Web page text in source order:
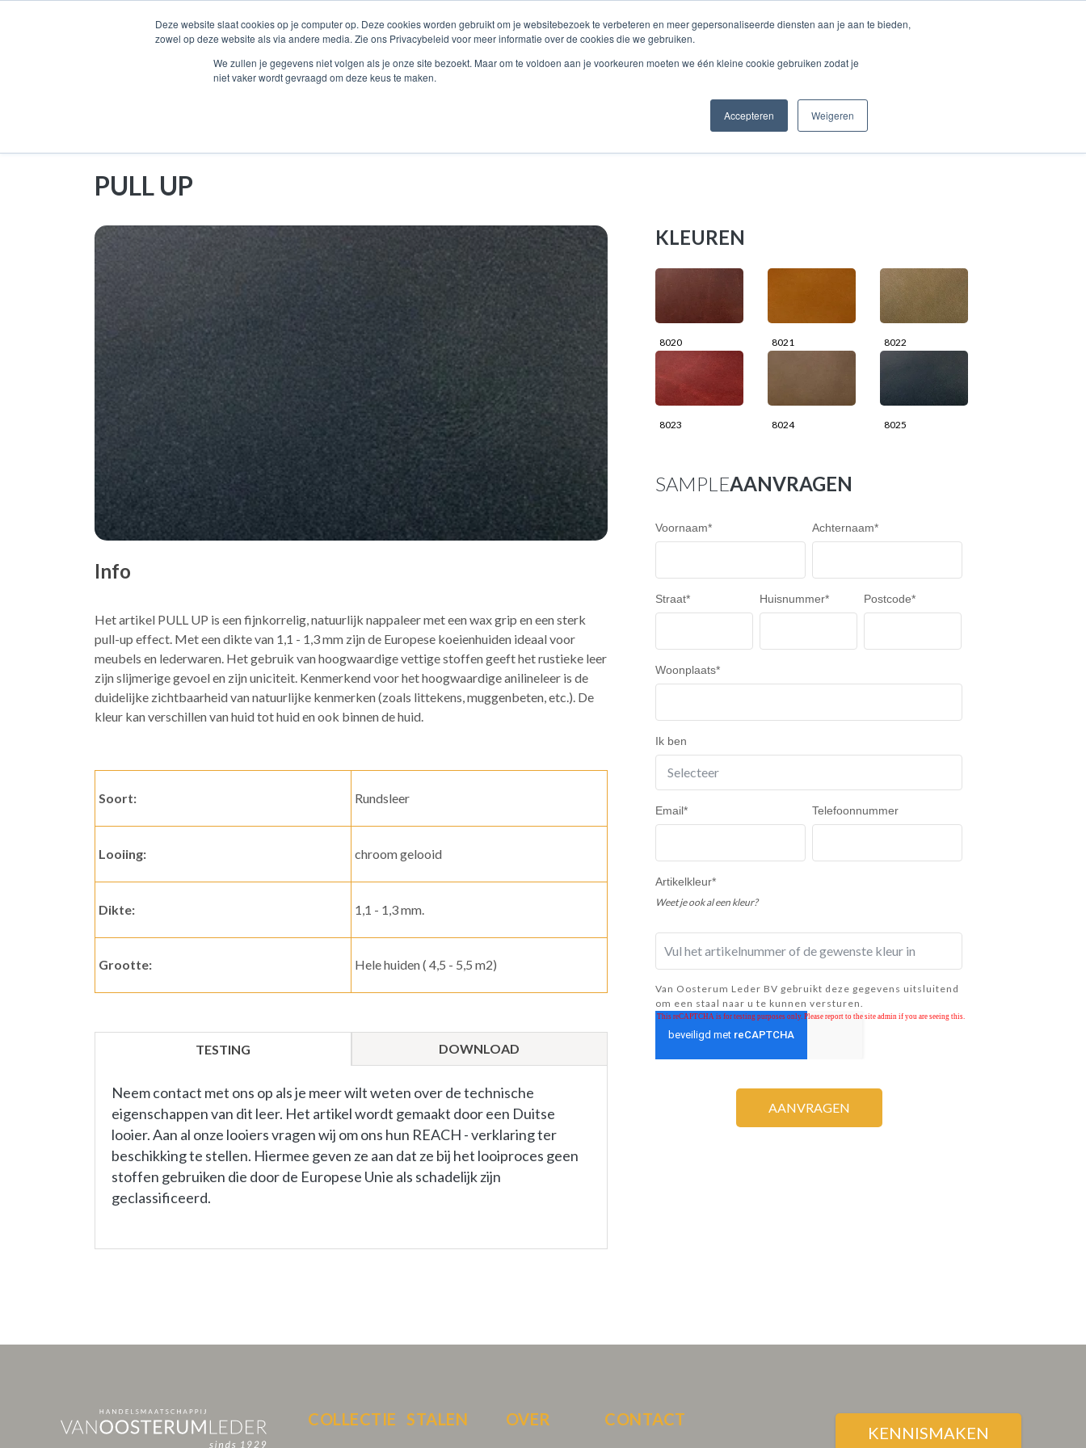
Deze website slaat cookies op je computer op. Deze cookies worden gebruikt om je websitebezoek te verbeteren en meer gepersonaliseerde diensten aan je aan te bieden,
zowel op deze website als via andere media. Zie ons Privacybeleid voor meer informatie over de cookies die we gebruiken.
We zullen je gegevens niet volgen als je onze site bezoekt. Maar om te voldoen aan je voorkeuren moeten we één kleine cookie gebruiken zodat je
niet vaker wordt gevraagd om deze keus te maken.
Accepteren Weigeren
ORTHOPEDIE CATALOGUS OVER... STALEN CONTACT WEBSHOP
PULL UP
Info
Het artikel PULL UP is een fijnkorrelig, natuurlijk nappaleer met een wax grip en een sterk
pull-up effect. Met een dikte van 1,1 - 1,3 mm zijn de Europese koeienhuiden ideaal voor
meubels en lederwaren. Het gebruik van hoogwaardige vettige stoffen geeft het rustieke leer
zijn slijmerige gevoel en zijn uniciteit. Kenmerkend voor het hoogwaardige anilineleer is de
duidelijke zichtbaarheid van natuurlijke kenmerken (zoals littekens, muggenbeten, etc.). De
kleur kan verschillen van huid tot huid en ook binnen de huid.
Soort: Rundsleer
Looiing: chroom gelooid
Dikte: 1,1 - 1,3 mm.
Grootte: Hele huiden ( 4,5 - 5,5 m2)
TESTING DOWNLOAD
Neem contact met ons op als je meer wilt weten over de technische
eigenschappen van dit leer. Het artikel wordt gemaakt door een Duitse
looier. Aan al onze looiers vragen wij om ons hun REACH - verklaring ter
beschikking te stellen. Hiermee geven ze aan dat ze bij het looiproces geen
stoffen gebruiken die door de Europese Unie als schadelijk zijn
geclassificeerd.
KLEUREN
8020 8021 8022
8023 8024 8025
SAMPLEAANVRAGEN
Voornaam* Achternaam*
Straat* Huisnummer* Postcode*
Woonplaats*
Ik ben
Email* Telefoonnummer
Artikelkleur*
Weet je ook al een kleur?
Van Oosterum Leder BV gebruikt deze gegevens uitsluitend
om een staal naar u te kunnen versturen.
COLLECTIE STALEN OVER CONTACT
KENNISMAKEN